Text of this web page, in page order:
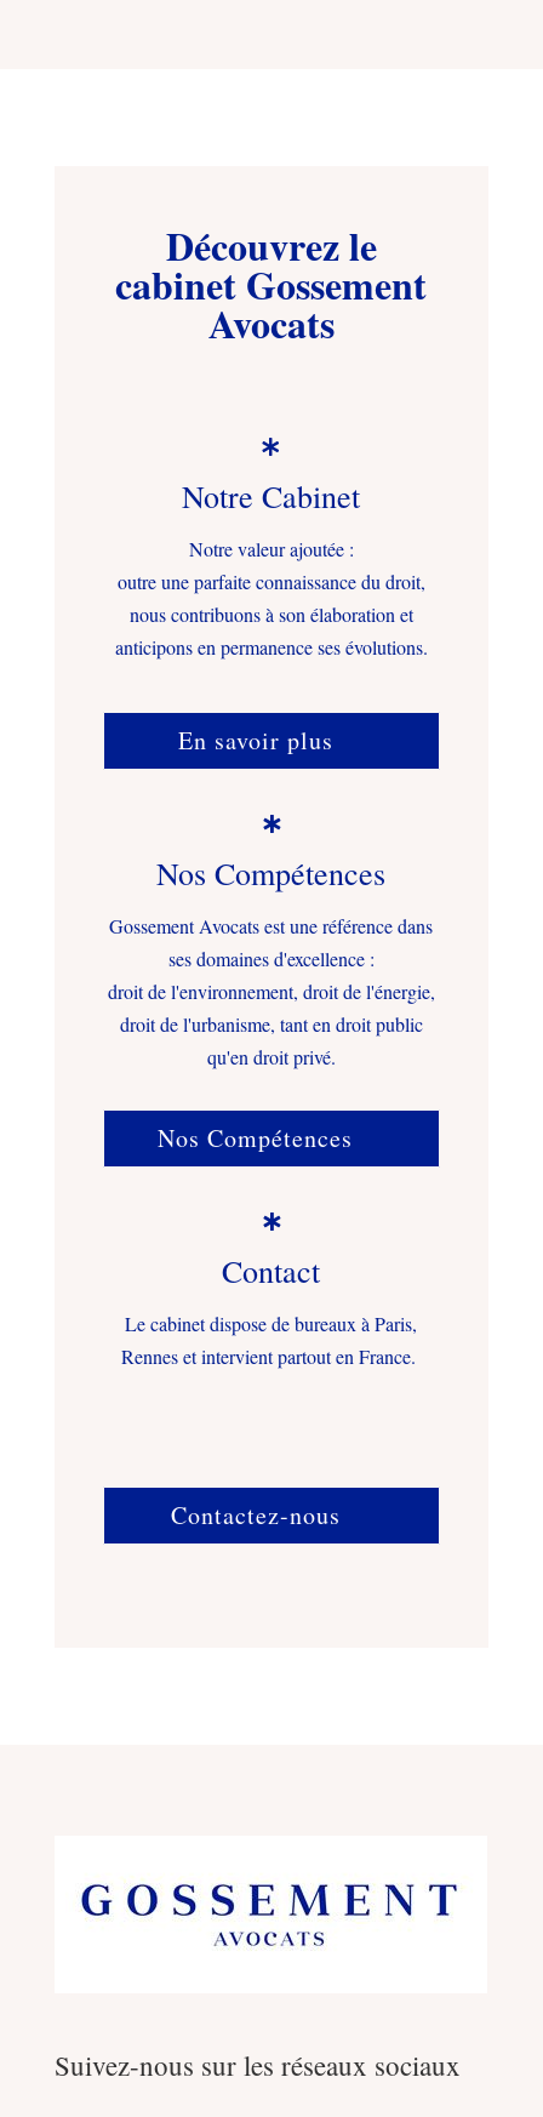
Découvrez le
cabinet Gossement
Avocats

Notre Cabinet
Notre valeur ajoutée :
outre une parfaite connaissance du droit,
nous contribuons à son élaboration et
anticipons en permanence ses évolutions.
En savoir plus

Nos Compétences
Gossement Avocats est une référence dans
ses domaines d'excellence :
droit de l'environnement, droit de l'énergie,
droit de l'urbanisme, tant en droit public
qu'en droit privé.
Nos Compétences

Contact
Le cabinet dispose de bureaux à Paris,
Rennes et intervient partout en France.
Contactez-nous
Suivez-nous sur les réseaux sociaux